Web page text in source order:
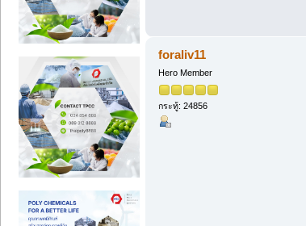
foraliv11
Hero Member
กระทู้: 24856